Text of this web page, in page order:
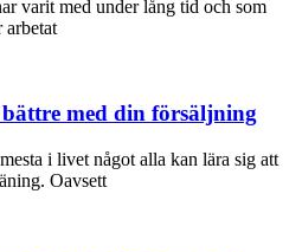
varit med under lång tid och som
arbetat
med din försäljning
i livet något alla kan lära sig att
Oavsett